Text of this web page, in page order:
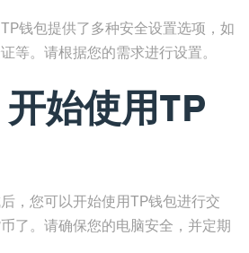
钱包提供了多种安全设置选项，如
等。请根据您的需求进行设置。
始使用TP
，您可以开始使用TP钱包进行交
了。请确保您的电脑安全，并定期